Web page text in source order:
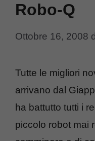
Robo-Q
Ottobre 16, 2008
Tutte le migliori
arrivano dal
ha battutto tutti i
piccolo robot mai